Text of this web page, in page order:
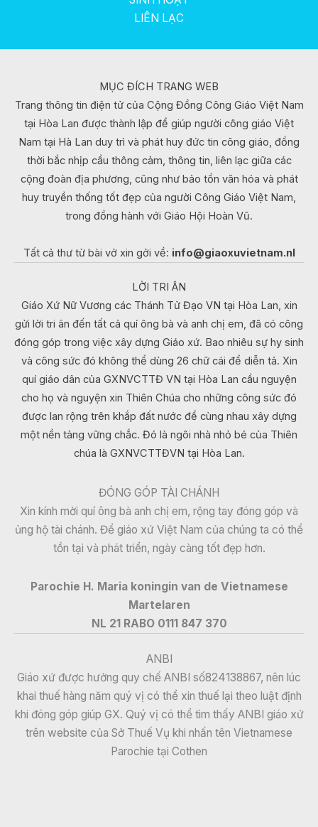
LIÊN LẠC
MỤC ĐÍCH TRANG WEB
Trang thông tin điện tử của Cộng Đồng Công Giáo Việt Nam
tại Hòa Lan được thành lập để giúp người công giáo Việt
Nam tại Hà Lan duy trì và phát huy đức tin công giáo, đồng
thời bắc nhịp cầu thông cảm, thông tin, liên lạc giữa các
cộng đoàn địa phương, cũng như bảo tồn văn hóa và phát
huy truyền thống tốt đẹp của người Công Giáo Việt Nam,
trong đồng hành với Giáo Hội Hoàn Vũ.
Tất cả thư từ bài vở xin gởi về: info@giaoxuvietnam.nl
LỜI TRI ÂN
Giáo Xứ Nữ Vương các Thánh Tử Đạo VN tại Hòa Lan, xin
gửi lời tri ân đến tất cả quí ông bà và anh chị em, đã có công
đóng góp trong việc xây dựng Giáo xứ. Bao nhiêu sự hy sinh
và công sức đó không thể dùng 26 chữ cái để diễn tả. Xin
quí giáo dân của GXNVCTTĐ VN tại Hòa Lan cầu nguyện
cho họ và nguyện xin Thiên Chúa cho những công sức đó
được lan rộng trên khắp đất nước để cùng nhau xây dựng
một nền tảng vững chắc. Đó là ngôi nhà nhỏ bé của Thiên
chúa là GXNVCTTĐVN tại Hòa Lan.
ĐÓNG GÓP TÀI CHÁNH
Xin kính mời quí ông bà anh chị em, rộng tay đóng góp và
ủng hộ tài chánh. Để giáo xứ Việt Nam của chúng ta có thể
tồn tại và phát triển, ngày càng tốt đẹp hơn.
Parochie H. Maria koningin van de Vietnamese
Martelaren
NL 21 RABO 0111 847 370
ANBI
Giáo xứ được hưởng quy chế ANBI số824138867, nên lúc
khai thuế hàng năm quý vị có thể xin thuế lại theo luật định
khi đóng góp giúp GX. Quý vị có thể tìm thấy ANBI giáo xứ
trên website của Sở Thuế Vụ khi nhấn tên Vietnamese
Parochie tại Cothen